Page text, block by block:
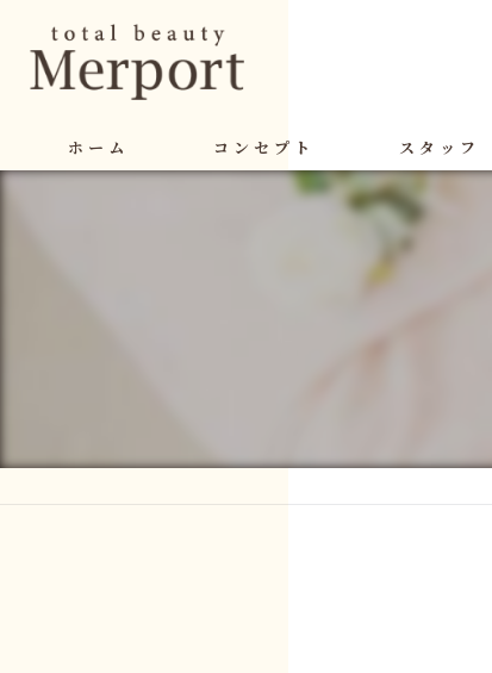
ホーム コンセプト スタッフ